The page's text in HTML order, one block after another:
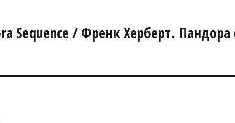
Sequence / Френк Херберт. Пандора